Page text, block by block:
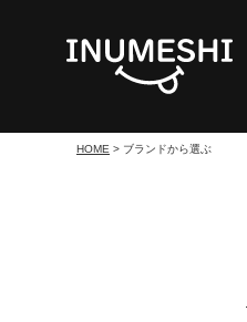
HOME ブランドから選ぶ